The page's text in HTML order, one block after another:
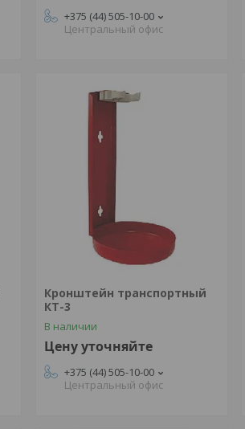
+375 (44) 505-10-00
Центральный офис
Кронштейн транспортный
КТ-3
В наличии
Цену уточняйте
+375 (44) 505-10-00
Центральный офис